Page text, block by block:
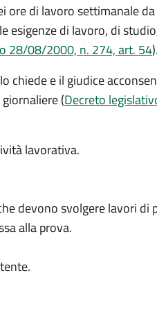
ore di lavoro settimanale da
esigenze di lavoro, di
28/08/2000, n. 274, art. 54).
chiede e il giudice
(Decreto
lavorativa.
devono svolgere lavori di
alla prova.